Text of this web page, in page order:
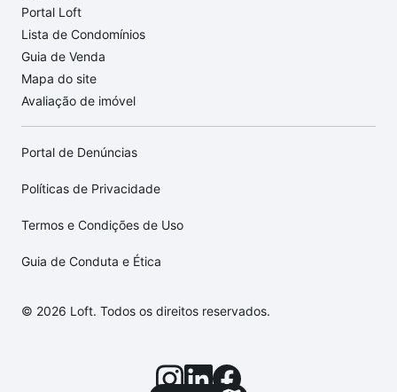
Portal Loft
Lista de Condomínios
Guia de Venda
Mapa do site
Avaliação de imóvel
Portal de Denúncias
Políticas de Privacidade
Termos e Condições de Uso
Guia de Conduta e Ética
© 2026 Loft. Todos os direitos reservados.